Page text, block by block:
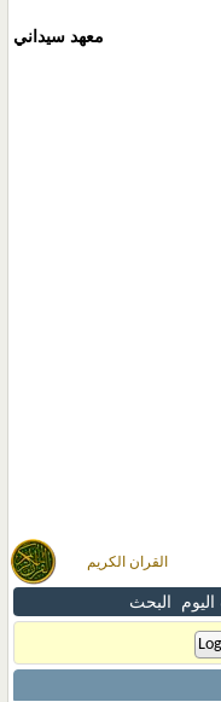
القران الكريم
معهد سيداني
البحث